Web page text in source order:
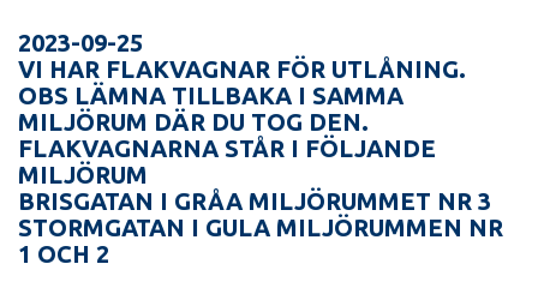
2023-09-25
VI HAR FLAKVAGNAR FÖR UTLÅNING.
OBS LÄMNA TILLBAKA I SAMMA
MILJÖRUM DÄR DU TOG DEN.
FLAKVAGNARNA STÅR I FÖLJANDE
MILJÖRUM
BRISGATAN I GRÅA MILJÖRUMMET NR 3
STORMGATAN I GULA MILJÖRUMMEN NR
1 OCH 2